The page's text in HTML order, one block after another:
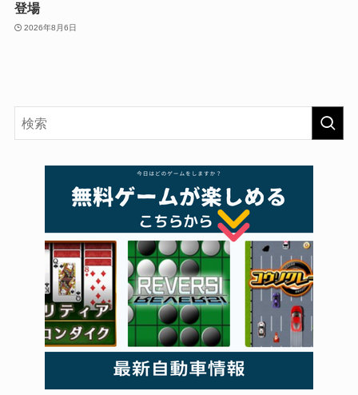
登場
2026年8月6日